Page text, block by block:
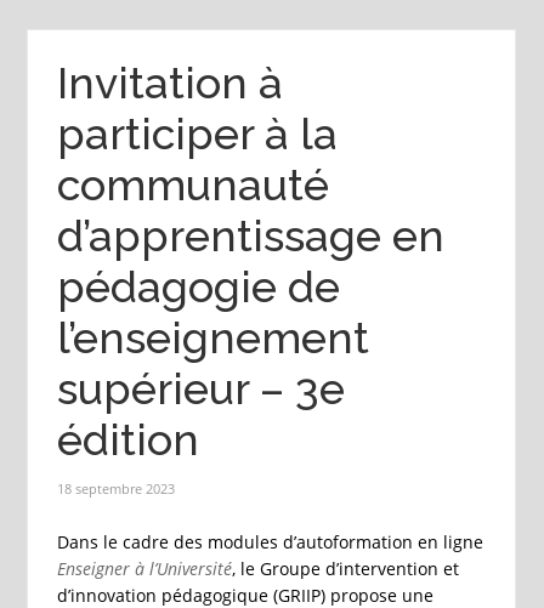
Invitation à
participer à la
communauté
d’apprentissage en
pédagogie de
l’enseignement
supérieur – 3e
édition
18 septembre 2023
Dans le cadre des modules d’autoformation en ligne
Enseigner à l’Université, le Groupe d’intervention et
d’innovation pédagogique (GRIIP) propose une